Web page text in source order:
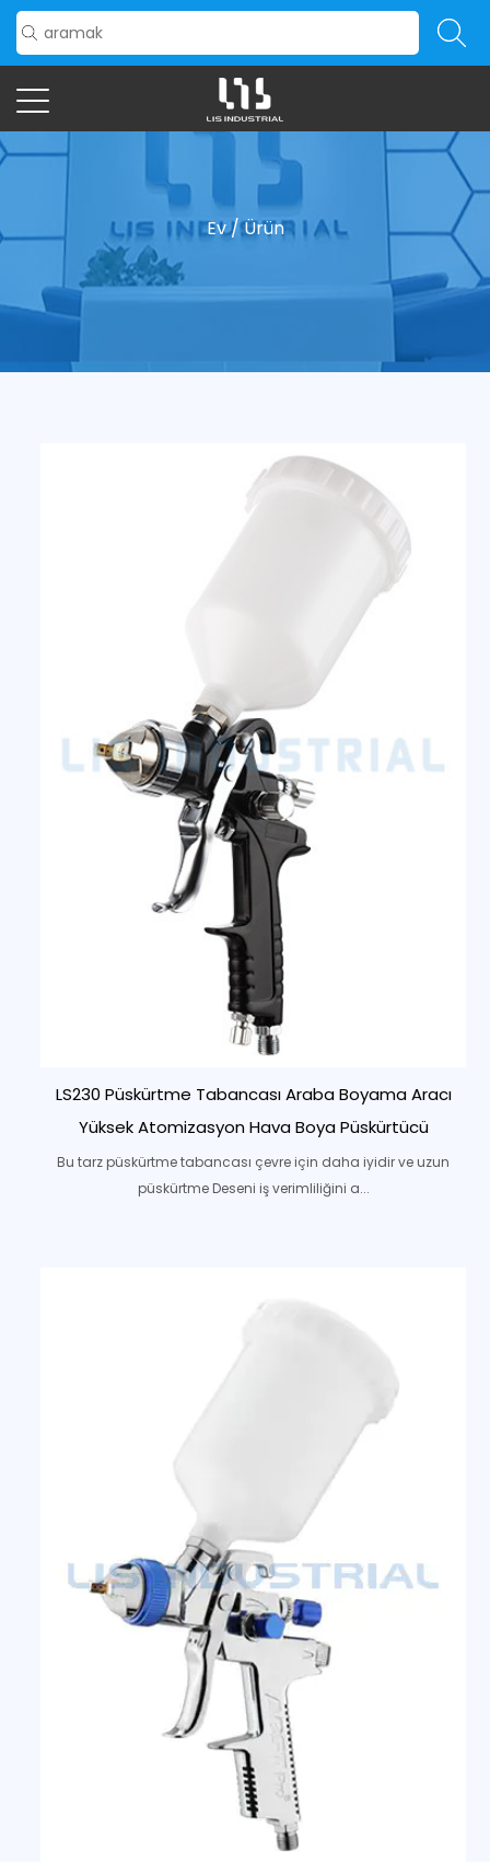
Ev/Ürün
LS230 Püskürtme Tabancası Araba Boyama Aracı
Yüksek Atomizasyon Hava Boya Püskürtücü
Bu tarz püskürtme tabancası çevre için daha iyidir ve uzun
püskürtme Deseni iş verimliliğini a...